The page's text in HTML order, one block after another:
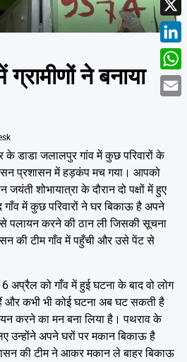
ने बनाया
के डाडा जलालपुर गांव में कुछ परिवारों के
प्रशासन में हड़कंप मच गया। आपको
शोभायात्रा के दौरान दो पक्षों में हुए
में कुछ परिवारों ने घर बिकाऊ है अपने
पलायन करने की ठान ली जिसकी सूचना
की टीम गाँव में पहुँची और उसे पेंट से
अप्रैल को गाँव में हुई घटना के बाद वो लोग
और कभी भी कोई घटना अब घट सकती है
करने का मन बना लिया है। पथराव के
उन्होंने अपने घरों पर मकान बिकाऊ है
की टीम ने आकर मकान ले बाहर बिकाऊ
X